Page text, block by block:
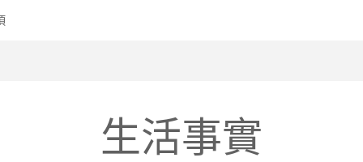
生活事實